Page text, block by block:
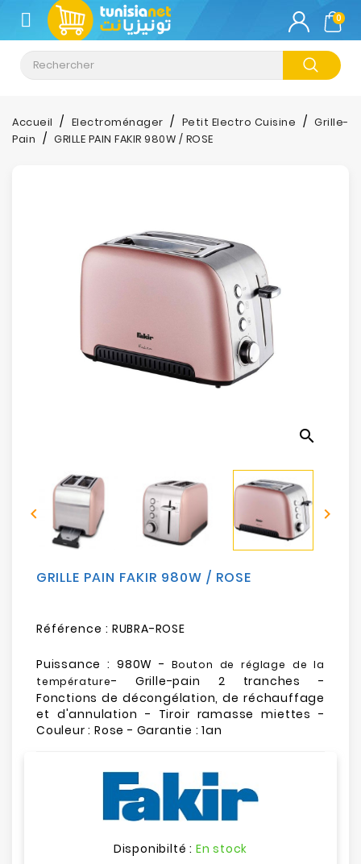
CATÉGORIE
Climatisation
Informatique
Sécurité
Mobilités
0
Accueil Electroménager Petit Electro Cuisine
Grille-
Pain
GRILLE PAIN FAKIR 980W / ROSE
search
 
GRILLE PAIN FAKIR 980W / ROSE
Référence : RUBRA-ROSE
Puissance : 980W - Bouton de réglage de la
température- Grille-pain 2 tranches -
Fonctions de décongélation, de réchauffage
et d'annulation - Tiroir ramasse miettes -
Couleur : Rose - Garantie : 1an
Disponibilté : En stock